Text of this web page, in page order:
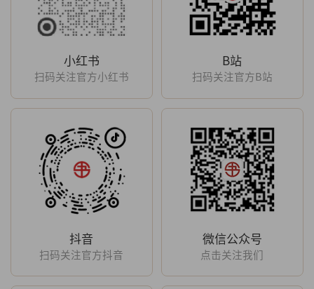
小红书
扫码关注官方小红书
B站
扫码关注官方B站
抖音
扫码关注官方抖音
微信公众号
点击关注我们